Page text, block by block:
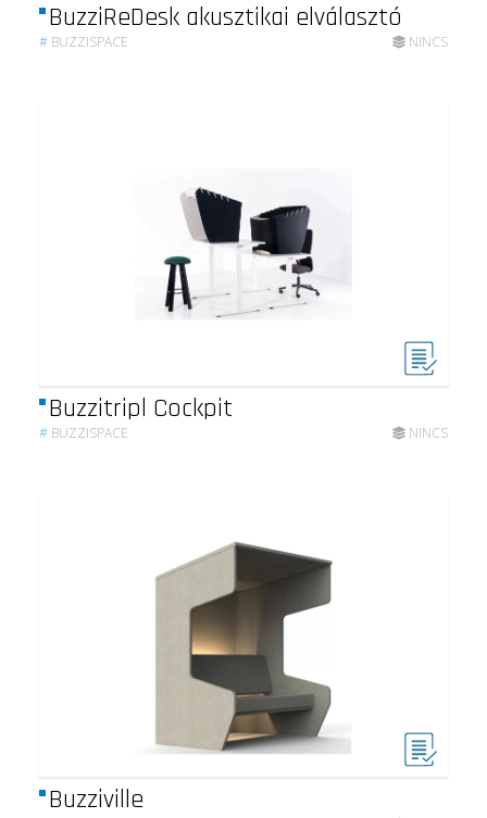
BuzziReDesk akusztikai elválasztó
# BUZZISPACE NINCS
Buzzitripl Cockpit
# BUZZISPACE NINCS
Buzziville